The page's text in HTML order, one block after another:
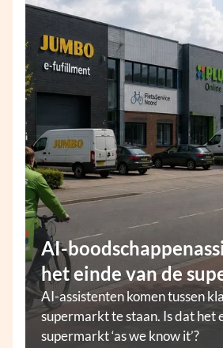
AI-
het einde van de
AI-assistenten komen tussen
supermarkt te staan. Is dat het
supermarkt ‘as we know it’?